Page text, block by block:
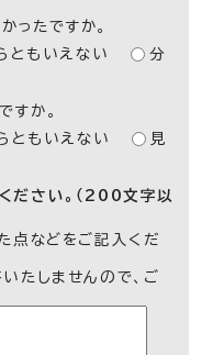
ったですか。
ともいえない
分
すか。
ともいえない
見
ださい。（200文字以
点などをご記入くだ
たしませんので、ご